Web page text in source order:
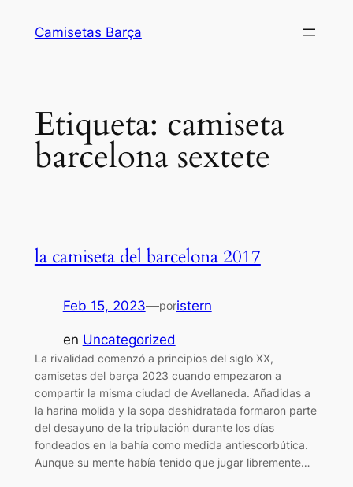
Camisetas Barça
Etiqueta: camiseta
barcelona sextete
la camiseta del barcelona 2017
Feb 15, 2023—poristern
en Uncategorized
La rivalidad comenzó a principios del siglo XX,
camisetas del barça 2023 cuando empezaron a
compartir la misma ciudad de Avellaneda. Añadidas a
la harina molida y la sopa deshidratada formaron parte
del desayuno de la tripulación durante los días
fondeados en la bahía como medida antiescorbútica.
Aunque su mente había tenido que jugar libremente…